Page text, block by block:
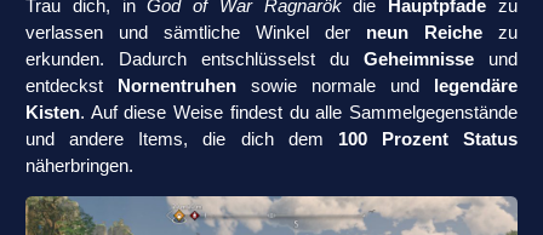
Trau dich, inGod of War Ragnarökdie Hauptpfade zu
verlassen und sämtliche Winkel der neun Reiche zu
erkunden. Dadurch entschlüsselst du Geheimnisse und
entdeckst
Nornentruhen sowie normale und
legendäre
Kisten. Auf diese Weise findest du alle Sammelgegenstände
und andere Items, die dich dem 100 Prozent Status
näherbringen.